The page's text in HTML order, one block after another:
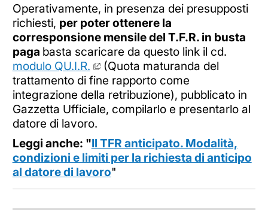
Operativamente, in presenza dei presupposti
richiesti, per poter ottenere la
corresponsione mensile del T.F.R. in busta
paga basta scaricare da questo link il cd.
modulo QU.I.R.
(Quota maturanda del
trattamento di fine rapporto come
integrazione della retribuzione), pubblicato in
Gazzetta Ufficiale, compilarlo e presentarlo al
datore di lavoro.
Leggi anche: "Il TFR anticipato. Modalità,
condizioni e limiti per la richiesta di anticipo
al datore di lavoro"